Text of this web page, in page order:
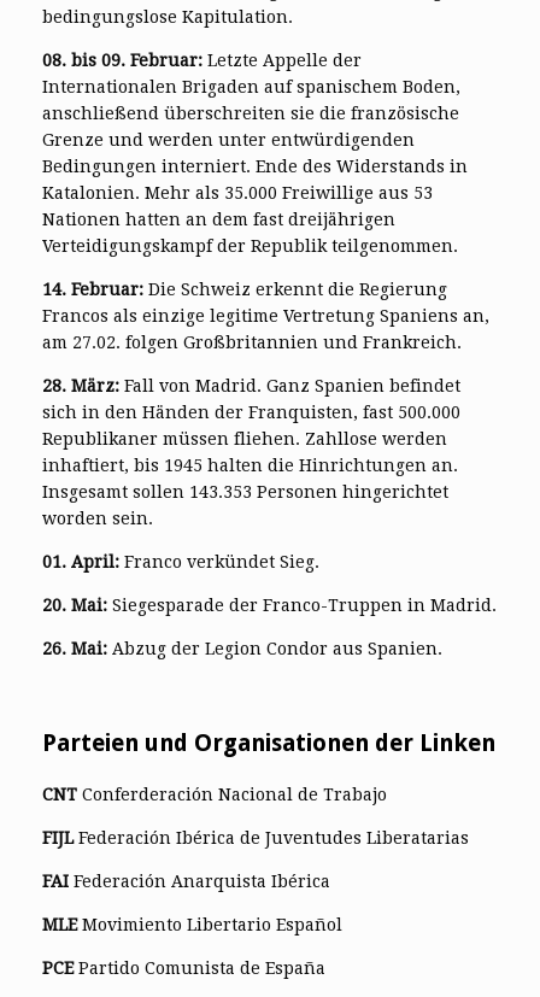
bedingungslose Kapitulation.
08. bis 09. Februar: Letzte Appelle der
Internationalen Brigaden auf spanischem Boden,
anschließend überschreiten sie die französische
Grenze und werden unter entwürdigenden
Bedingungen interniert. Ende des Widerstands in
Katalonien. Mehr als 35.000 Freiwillige aus 53
Nationen hatten an dem fast dreijährigen
Verteidigungskampf der Republik teilgenommen.
14. Februar: Die Schweiz erkennt die Regierung
Francos als einzige legitime Vertretung Spaniens an,
am 27.02. folgen Großbritannien und Frankreich.
28. März: Fall von Madrid. Ganz Spanien befindet
sich in den Händen der Franquisten, fast 500.000
Republikaner müssen fliehen. Zahllose werden
inhaftiert, bis 1945 halten die Hinrichtungen an.
Insgesamt sollen 143.353 Personen hingerichtet
worden sein.
01. April: Franco verkündet Sieg.
20. Mai: Siegesparade der Franco-Truppen in Madrid.
26. Mai: Abzug der Legion Condor aus Spanien.
Parteien und Organisationen der Linken
CNT Conferderación Nacional de Trabajo
FIJLFederación Ibérica de Juventudes Liberatarias
FAI Federación Anarquista Ibérica
MLEMovimiento Libertario Español
PCEPartido Comunista de España